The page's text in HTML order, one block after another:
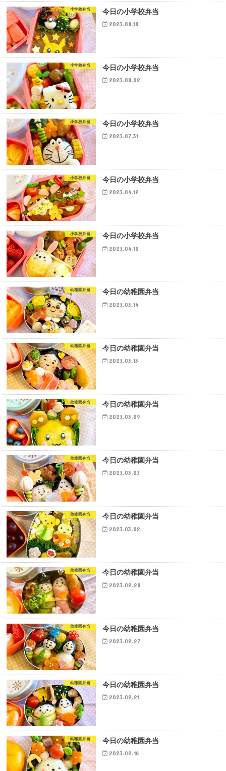
小学校弁当 今日の小学校弁当
2023.08.18
小学校弁当 今日の小学校弁当
2023.08.02
小学校弁当 今日の小学校弁当
2023.07.31
小学校弁当 今日の小学校弁当
2023.04.12
小学校弁当 今日の小学校弁当
2023.04.10
幼稚園弁当 今日の幼稚園弁当
2023.03.14
幼稚園弁当 今日の幼稚園弁当
2023.03.13
幼稚園弁当 今日の幼稚園弁当
2023.03.09
幼稚園弁当 今日の幼稚園弁当
2023.03.03
幼稚園弁当 今日の幼稚園弁当
2023.03.02
幼稚園弁当 今日の幼稚園弁当
2023.02.28
幼稚園弁当 今日の幼稚園弁当
2023.02.27
幼稚園弁当 今日の幼稚園弁当
2023.02.21
幼稚園弁当 今日の幼稚園弁当
2023.02.16